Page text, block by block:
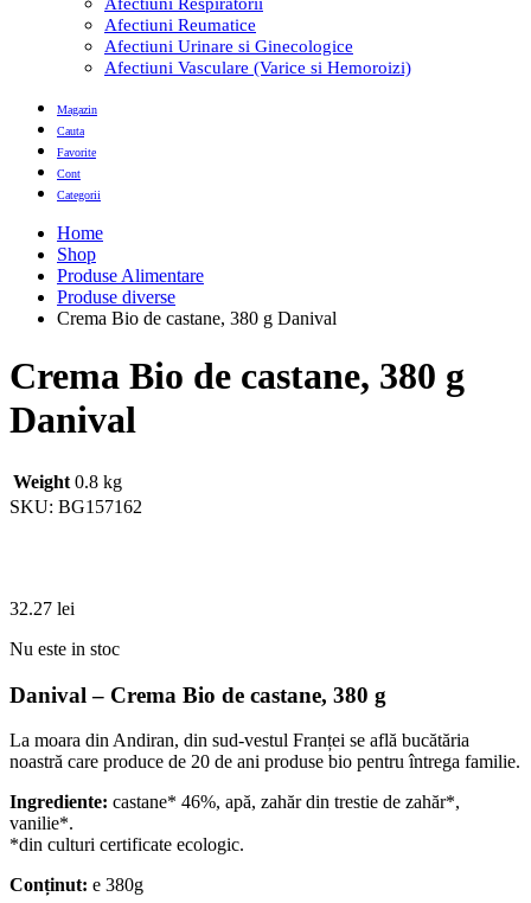
Afectiuni Reumatice
Afectiuni Urinare si Ginecologice
Afectiuni Vasculare (Varice si Hemoroizi)
Magazin
Cauta
Favorite
Cont
Categorii
Home
Shop
Produse Alimentare
Produse diverse
Crema Bio de castane, 380 g Danival
Crema Bio de castane, 380 g
Danival
Weight 0.8 kg
SKU: BG157162
32.27 lei
Nu este in stoc
Danival – Crema Bio de castane, 380 g
La moara din Andiran, din sud-vestul Franței se află bucătăria
noastră care produce de 20 de ani produse bio pentru întrega familie.
Ingrediente: castane* 46%, apă, zahăr din trestie de zahăr*,
vanilie*.
*din culturi certificate ecologic.
Conținut: e 380g